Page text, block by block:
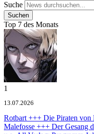
Suche
Top 7 des Monats
1
13.07.2026
Rotbart +++ Die Piraten von
Malefosse +++ Der Gesang